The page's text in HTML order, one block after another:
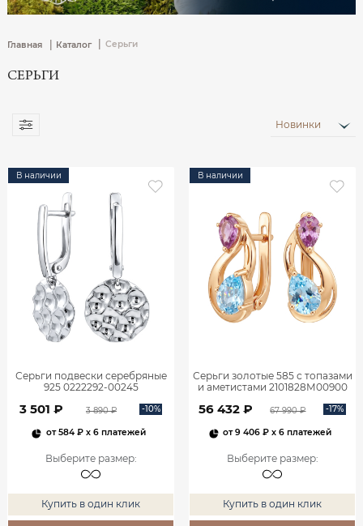
Главная | Каталог Серьги
СЕРЬГИ
Новинки
В наличии
Серьги подвески серебряные
925 0222292-00245
3 501 ₽ 3 890 ₽ -10%
от584 ₽x 6 платежей
Выберите размер:
Купить в один клик
В наличии
Серьги золотые 585 с топазами
и аметистами 2101828М00900
56 432 ₽ 67 990 ₽ -17%
от9 406 ₽ x 6 платежей
Выберите размер:
Купить в один клик